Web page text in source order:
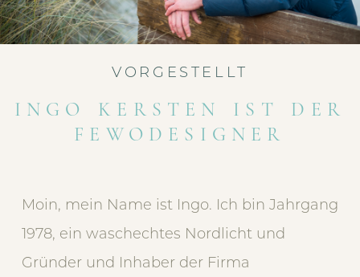
VORGESTELLT
INGO KERSTEN IST DER
FEWODESIGNER
Moin, mein Name ist Ingo. Ich bin Jahrgang
1978, ein waschechtes Nordlicht und
Gründer und Inhaber der Firma